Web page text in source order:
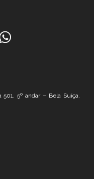
501, 5º andar – Bela Suíça.